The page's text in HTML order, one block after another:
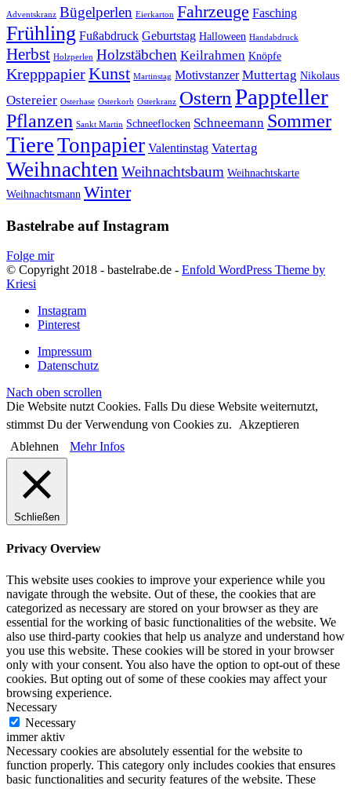
Adventskranz Bügelperlen Eierkarton Fahrzeuge Fasching
Frühling Fußabdruck Geburtstag Halloween Handabdruck
Herbst Holzperlen Holzstäbchen Keilrahmen Knöpfe
KrepppapierKunst Martinstag Motivstanzer Muttertag Nikolaus
Ostereier Osterhase Osterkorb Osterkranz Ostern Pappteller
Pflanzen Sankt Martin Schneeflocken Schneemann Sommer
TiereTonpapier Valentinstag Vatertag
Weihnachten Weihnachtsbaum Weihnachtskarte
Weihnachtsmann Winter
Bastelrabe auf Instagram
Folge mir
© Copyright 2018 - bastelrabe.de - Enfold WordPress Theme by
Kriesi
Instagram
Pinterest
Impressum
Datenschutz
Nach oben scrollen
Die Website nutzt Cookies. Falls Du diese Website weiternutzt,
stimmst Du der Verwendung von Cookies zu.
Akzeptieren
Ablehnen
Mehr Infos
Schließen
Privacy Overview
This website uses cookies to improve your experience while you
navigate through the website. Out of these, the cookies that are
categorized as necessary are stored on your browser as they are
essential for the working of basic functionalities of the website. We
also use third-party cookies that help us analyze and understand how
you use this website. These cookies will be stored in your browser
only with your consent. You also have the option to opt-out of these
cookies. But opting out of some of these cookies may affect your
browsing experience.
Necessary
Necessary
immer aktiv
Necessary cookies are absolutely essential for the website to
function properly. This category only includes cookies that ensures
basic functionalities and security features of the website. These